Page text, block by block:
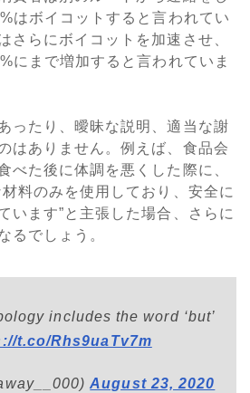
はボイコットすると言われてい
さらにボイコットを加速させ、
にまで増加すると言われていま
ったり、曖昧な説明、適当な謝
はありません。例えば、食品会
べた後に体調を悪くした際に、
料のみを使用しており、安全に
います”と主張した場合、さらに
るでしょう。
includes the word ‘but’
t.co/Rhs9uaTv7m
August 23, 2020